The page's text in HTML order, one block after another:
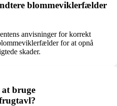
blommeviklerfælder
anvisninger for korrekt
for at opnå
skader.
at bruge